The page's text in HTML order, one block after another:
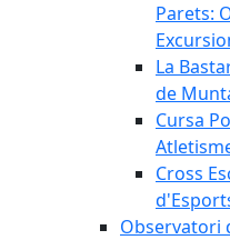
Parets:
La
de
Cursa
Cross
Observatori